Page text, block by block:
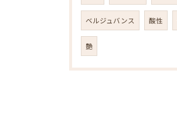
ベルジュバンス 酸性
艶